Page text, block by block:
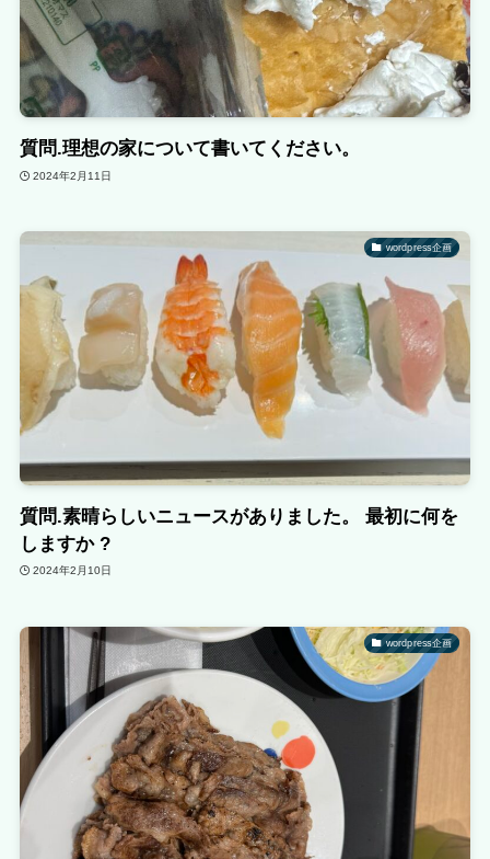
質問.理想の家について書いてください。
2024年2月11日
wordpress企画
質問.素晴らしいニュースがありました。 最初に何を
しますか ?
2024年2月10日
wordpress企画